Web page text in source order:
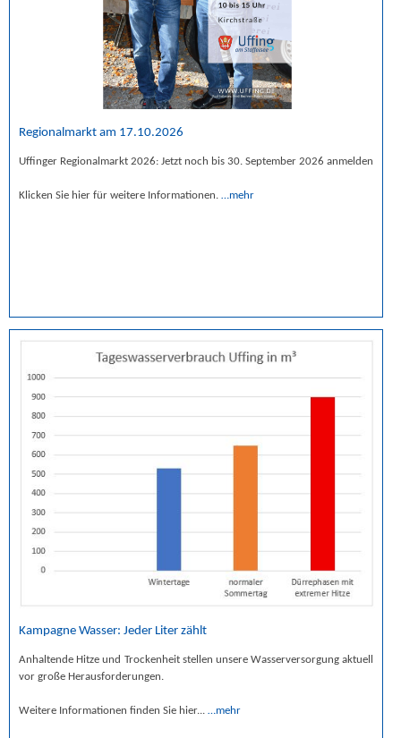
Regionalmarkt am 17.10.2026
Uffinger Regionalmarkt 2026: Jetzt noch bis 30. September 2026 anmelden
Klicken Sie hier für weitere Informationen. …mehr
Kampagne Wasser: Jeder Liter zählt
Anhaltende Hitze und Trockenheit stellen unsere Wasserversorgung aktuell
vor große Herausforderungen.
Weitere Informationen finden Sie hier... …mehr